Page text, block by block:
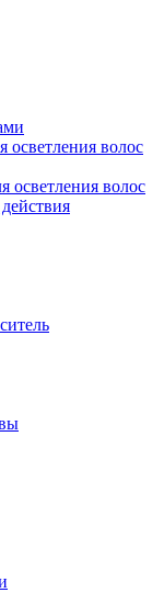
осветления волос
осветления волос